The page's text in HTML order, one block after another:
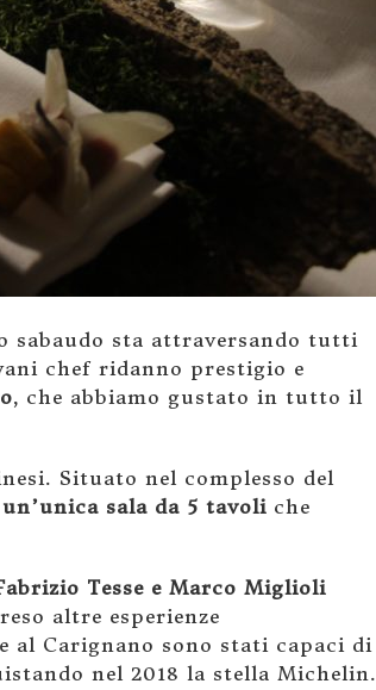
sabaudo sta attraversando tutti
chef ridanno prestigio e
, che abbiamo gustato in tutto il
Situato nel complesso del
un’unica sala da 5 tavoli che
Tesse e Marco Miglioli
altre esperienze
Carignano sono stati capaci di
nel 2018 la stella Michelin.